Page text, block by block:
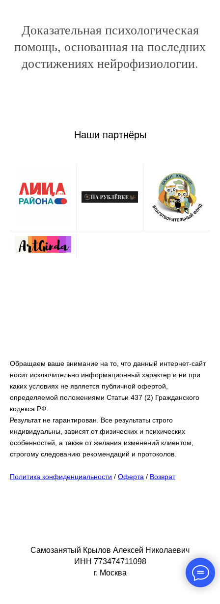
Доказательная психологическая
помощь, основанная на последних
достижениях нейрофизиологии.
Наши партнёры
Обращаем ваше внимание на то, что данный интернет-сайт
носит исключительно информационный характер и ни при
каких условиях не является публичной офертой,
определяемой положениями Статьи 437 (2) Гражданского
кодекса РФ.
Результат не гарантирован. Все результаты строго
индивидуальны, зависят от физических и психических
особенностей, а также от желания изменений клиентом,
строгому следованию рекомендаций и протоколов.
Политика конфиденциальности / Оферта / Возврат
Самозанятый Крылов Алексей Николаевич
ИНН 773474711098
г. Москва